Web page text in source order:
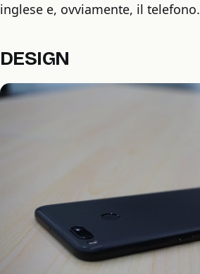
inglese e, ovviamente, il telefono.
DESIGN